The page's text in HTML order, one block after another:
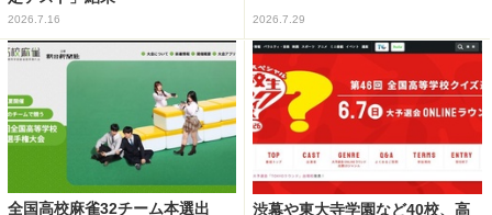
2026.7.16 2026.7.29
全国高校麻雀32チーム本選出
渋幕や東大寺学園など40校、高